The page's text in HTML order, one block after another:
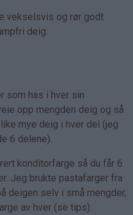
vekselsvis og rør godt
deig.
som has i hver sin
opp mengden deig og så
mye deig i hver del (jeg
6 delene).
konditorfarge så du får 6
Jeg brukte pastafarger fra
deigen selv i små mengder,
av hver (se tips).